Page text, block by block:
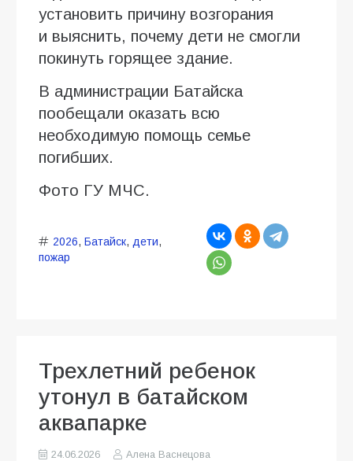
установить причину возгорания
и выяснить, почему дети не смогли
покинуть горящее здание.
В администрации Батайска
пообещали оказать всю
необходимую помощь семье
погибших.
Фото ГУ МЧС.
2026, Батайск, дети,
пожар
Трехлетний ребенок
утонул в батайском
аквапарке
24.06.2026
Алена Васнецова